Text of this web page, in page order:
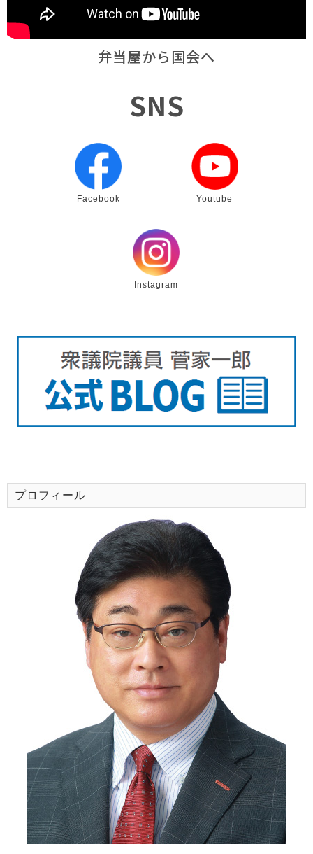
弁当屋から国会へ
SNS
Facebook Youtube
Instagram
プロフィール